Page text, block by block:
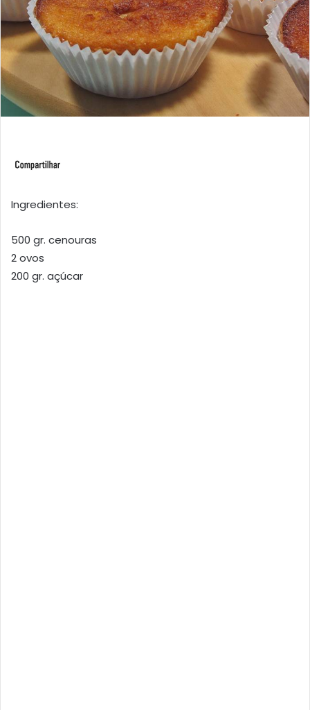
Ingredientes:
500 gr. cenouras
2 ovos
200 gr. açúcar